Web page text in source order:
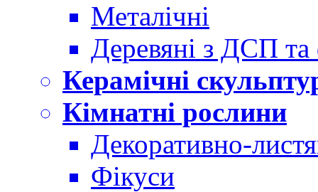
Металічні
Деревяні з ДСП
Керамічні
Кімнатні рослини
Декоративно-
Фікуси